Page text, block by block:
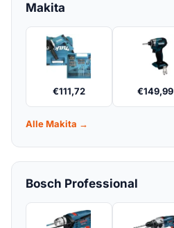
Makita
€111,72 €149,99
Alle Makita →
Bosch Professional